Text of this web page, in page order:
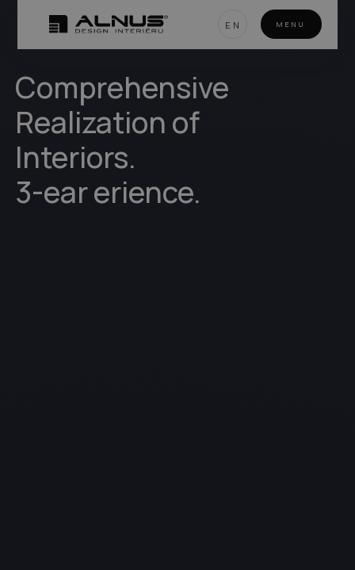
EN MENU
Comprehensive
Realization of
Interiors.
3-ear erience.